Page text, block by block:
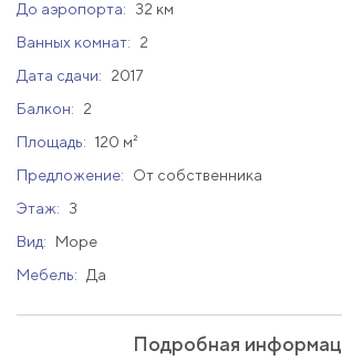
До аэропорта:
32 км
Ванных комнат:
2
Дата сдачи:
2017
Балкон:
2
Площадь: 120 м²
Предложение:
От собственника
Этаж:
3
Вид:
Море
Мебель:
Да
Подробная